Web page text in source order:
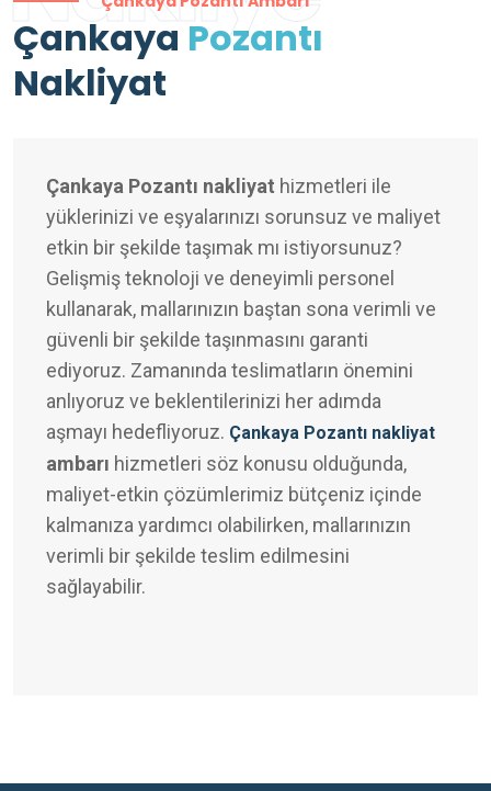
Çankaya Pozantı
Nakliyat
Çankaya Pozantı nakliyat hizmetleri ile
yüklerinizi ve eşyalarınızı sorunsuz ve maliyet
etkin bir şekilde taşımak mı istiyorsunuz?
Gelişmiş teknoloji ve deneyimli personel
kullanarak, mallarınızın baştan sona verimli ve
güvenli bir şekilde taşınmasını garanti
ediyoruz. Zamanında teslimatların önemini
anlıyoruz ve beklentilerinizi her adımda
aşmayı hedefliyoruz. Çankaya Pozantı nakliyat
ambarı hizmetleri söz konusu olduğunda,
maliyet-etkin çözümlerimiz bütçeniz içinde
kalmanıza yardımcı olabilirken, mallarınızın
verimli bir şekilde teslim edilmesini
sağlayabilir.